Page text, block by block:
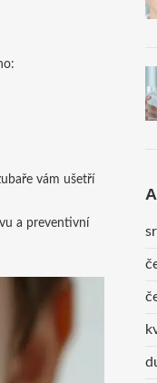
vám ušetří
a preventivní